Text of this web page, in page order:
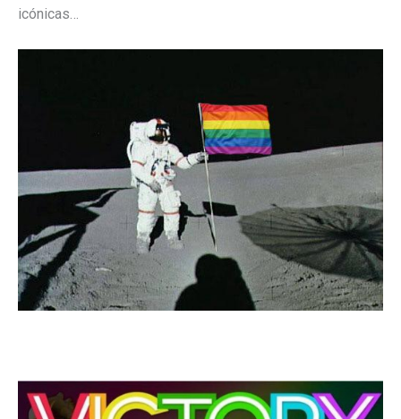
icónicas…